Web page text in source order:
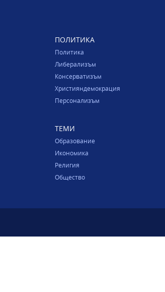
ПОЛИТИКА
Политика
Либерализъм
Консерватизъм
Християндемокрация
Персонализъм
ТЕМИ
Образование
Икономика
Религия
Общество